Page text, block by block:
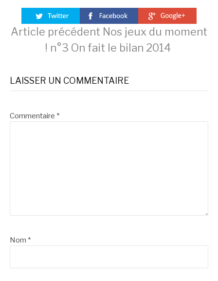
Lire
la
suite
Article précédent Nos jeux du moment
! n°3 On fait le bilan 2014
LAISSER UN COMMENTAIRE
Commentaire *
Nom *